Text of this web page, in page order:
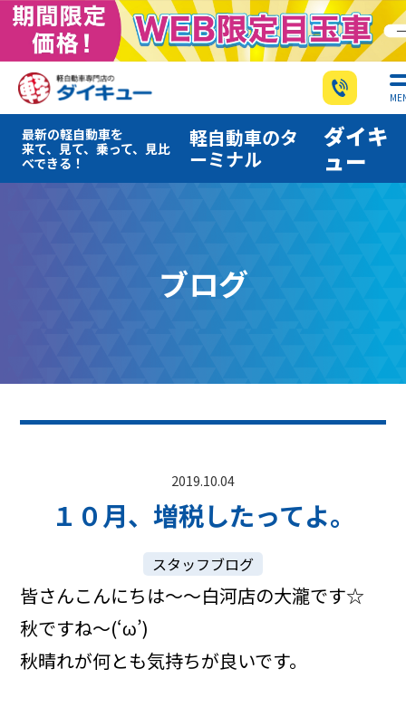
最新の軽自動車を
来て、見て、乗って、見比
べできる！
軽自動車のタ
ーミナル
ダイキ
ュー
ブログ
2019.10.04
１０月、増税したってよ。
スタッフブログ
皆さんこんにちは～～白河店の大瀧です☆
秋ですね～(‘ω’)
秋晴れが何とも気持ちが良いです。